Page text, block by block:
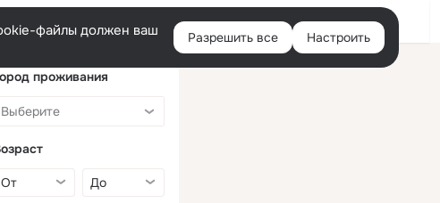
Войти
файлы должен ваш
Разрешить все Настроить
проживания